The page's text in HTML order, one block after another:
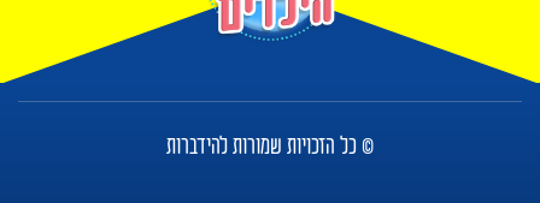
© כל הזכויות שמורות להידברות